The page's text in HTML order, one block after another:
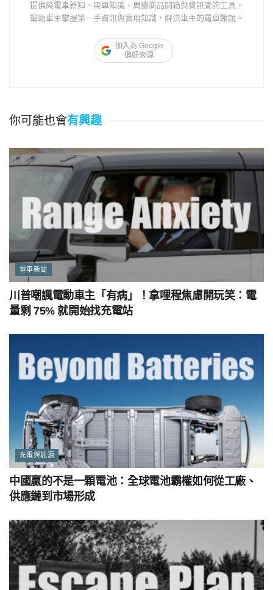
提供純電車新知、用車知識、周邊商品開箱與資訊查詢工具，
幫助車主掌握第一手資訊與實用知識，解決車主的電車難題。
加入為 Google
偏好來源
你可能也會有興趣
電車新聞
川普嘲諷電動車主「有病」！拿哩程焦慮開玩笑：電
量剩 75% 就開始找充電站
充電與能源
中國贏的不是一顆電池：全球電池霸權如何從工廠、
供應鏈到市場形成